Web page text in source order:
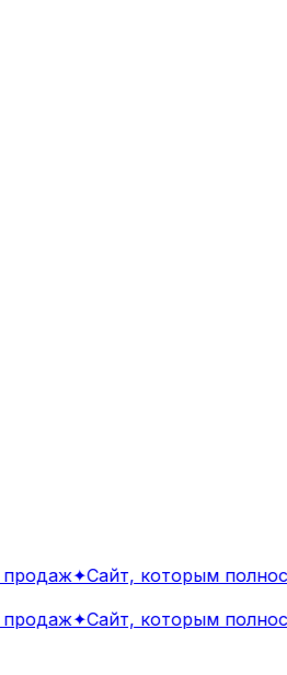
✦Сайт, которым
✦Сайт, которым